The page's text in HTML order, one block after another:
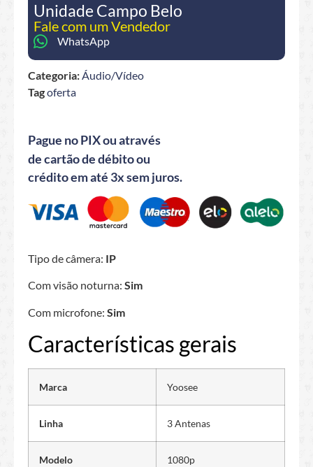
Unidade Campo Belo
Fale com um Vendedor
WhatsApp
Categoria:Áudio/Vídeo
Tagoferta
Pague no PIX ou através
de cartão de débito ou
crédito em até 3x sem juros.
Tipo de câmera: IP
Com visão noturna: Sim
Com microfone: Sim
Características gerais
Marca Yoosee
Linha 3 Antenas
Modelo 1080p